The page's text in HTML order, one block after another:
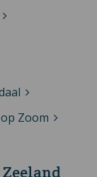
Zoom